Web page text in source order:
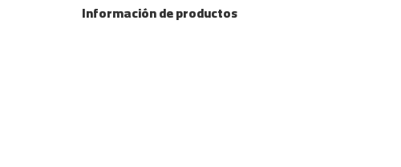
Información de productos